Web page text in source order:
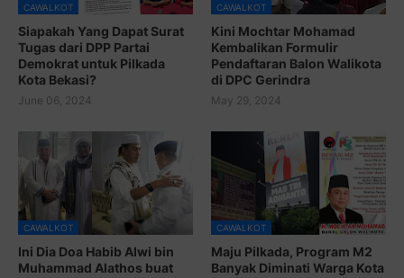
CAWALKOT
Siapakah Yang Dapat Surat
Tugas dari DPP Partai
Demokrat untuk Pilkada
Kota Bekasi?
June 06, 2024
CAWALKOT
Kini Mochtar Mohamad
Kembalikan Formulir
Pendaftaran Balon Walikota
di DPC Gerindra
May 29, 2024
CAWALKOT
Ini Dia Doa Habib Alwi bin
Muhammad Alathos buat
CAWALKOT
Maju Pilkada, Program M2
Banyak Diminati Warga Kota